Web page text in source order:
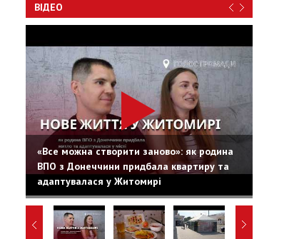
ВІДЕО
«Все можна створити заново»: як родина
ВПО з Донеччини придбала квартиру та
адаптувалася у Житомирі